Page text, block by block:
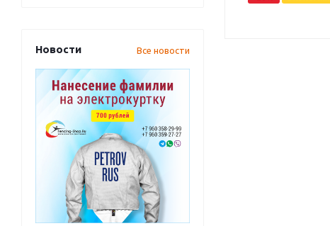
Новости Все новости